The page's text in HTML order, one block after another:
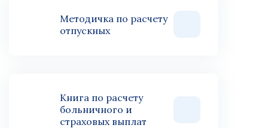
Методичка по расчету
отпускных
Книга по расчету
больничного и
страховых выплат